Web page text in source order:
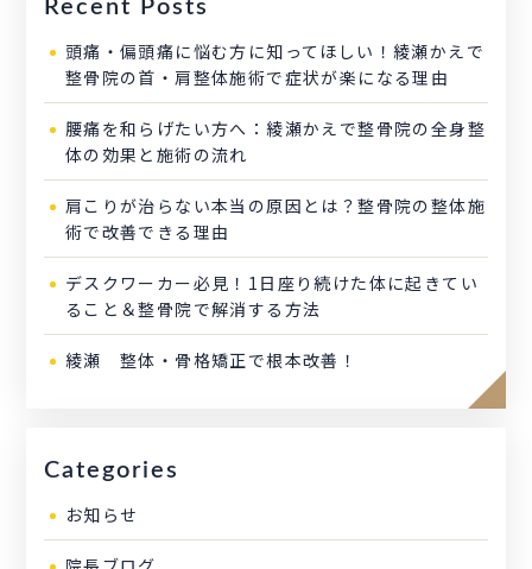
Recent Posts
頭痛・偏頭痛に悩む方に知ってほしい！綾瀬かえで
整骨院の首・肩整体施術で症状が楽になる理由
腰痛を和らげたい方へ：綾瀬かえで整骨院の全身整
体の効果と施術の流れ
肩こりが治らない本当の原因とは？整骨院の整体施
術で改善できる理由
デスクワーカー必見！1日座り続けた体に起きてい
ること＆整骨院で解消する方法
綾瀬 整体・骨格矯正で根本改善！
Categories
お知らせ